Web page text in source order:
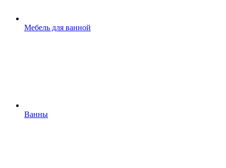
Мебель для ванной
Ванны